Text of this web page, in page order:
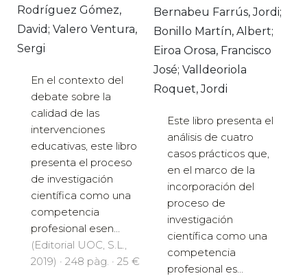
Rodríguez Gómez,
David; Valero Ventura,
Sergi
En el contexto del
debate sobre la
calidad de las
intervenciones
educativas, este libro
presenta el proceso
de investigación
científica como una
competencia
profesional esen...
(Editorial UOC, S.L.,
2019) · 248 pàg. · 25 €
Bernabeu Farrús, Jordi;
Bonillo Martín, Albert;
Eiroa Orosa, Francisco
José; Valldeoriola
Roquet, Jordi
Este libro presenta el
análisis de cuatro
casos prácticos que,
en el marco de la
incorporación del
proceso de
investigación
científica como una
competencia
profesional es...